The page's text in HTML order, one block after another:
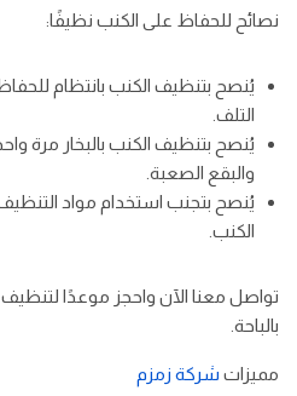
نصائح للحفاظ على الكنب نظيفًا:
يُنصح بتنظيف الكنب بانتظام
التلف.
يُنصح بتنظيف الكنب بالبخار مرة
والبقع الصعبة.
يُنصح بتجنب استخدام مواد التنظيف
الكنب.
تواصل معنا الآن واحجز موعدًا
بالباحة.
مميزات شركة زمزم